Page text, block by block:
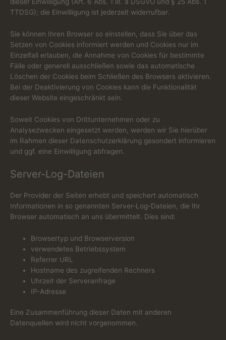
TTDSG); die Einwilligung ist jederzeit widerrufbar.
Sie können Ihren Browser so einstellen, dass Sie über das
Setzen von Cookies informiert werden und Cookies nur im
Einzelfall erlauben, die Annahme von Cookies für bestimmte
Fälle oder generell ausschließen sowie das automatische
Löschen der Cookies beim Schließen des Browsers aktivieren.
Bei der Deaktivierung von Cookies kann die Funktionalität
dieser Website eingeschränkt sein.
Soweit Cookies von Drittunternehmen oder zu
Analysezwecken eingesetzt werden, werden wir Sie hierüber
im Rahmen dieser Datenschutzerklärung gesondert informieren
und ggf. eine Einwilligung abfragen.
Server-Log-Dateien
Der Provider der Seiten erhebt und speichert automatisch
Informationen in so genannten Server-Log-Dateien, die Ihr
Browser automatisch an uns übermittelt. Dies sind:
Browsertyp und Browserversion
verwendetes Betriebssystem
Referrer URL
Hostname des zugreifenden Rechners
Uhrzeit der Serveranfrage
IP-Adresse
Eine Zusammenführung dieser Daten mit anderen
Datenquellen wird nicht vorgenommen.